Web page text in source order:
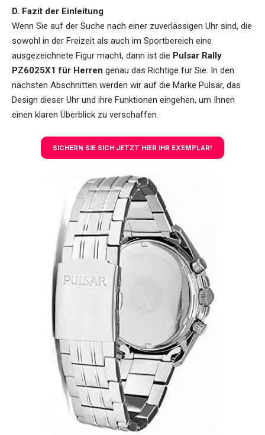
D. Fazit der Einleitung
Wenn Sie auf der Suche nach einer zuverlässigen Uhr sind, die
sowohl in der Freizeit als auch im Sportbereich eine
ausgezeichnete Figur macht, dann ist die Pulsar Rally
PZ6025X1 für Herren genau das Richtige für Sie. In den
nächsten Abschnitten werden wir auf die Marke Pulsar, das
Design dieser Uhr und ihre Funktionen eingehen, um Ihnen
einen klaren Überblick zu verschaffen.
SICHERN SIE SICH JETZT HIER IHR EXEMPLAR!